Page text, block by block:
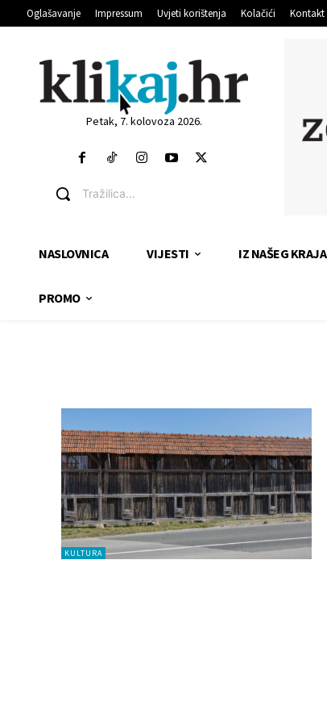
Oglašavanje Impressum Uvjeti korištenja Kolačići Kontakt
Petak, 7. kolovoza 2026.
Tražilica...
NASLOVNICA VIJESTI IZ NAŠEG KRAJA
PROMO
KULTURA